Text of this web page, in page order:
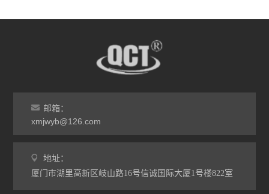
邮箱：
xmjwyb@126.com
地址：
厦门市湖里高新区岐山路16号信诚国际大厦1号楼822室